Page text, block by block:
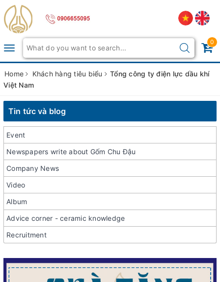
Toggle
navigation
0
Home Khách hàng tiêu biểu
Tổng công ty điện lực dầu khí
Việt Nam
Tin tức và blog
Event
Newspapers write about Gốm Chu Đậu
Company News
Video
Album
Advice corner - ceramic knowledge
Recruitment